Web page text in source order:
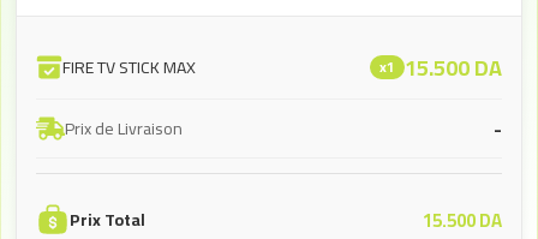
FIRE TV STICK MAX x1 15.500DA
Prix de Livraison -
Prix Total 15.500DA